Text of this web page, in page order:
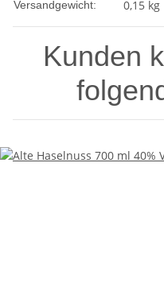
Versandgewicht: 0,15 kg
Kunden